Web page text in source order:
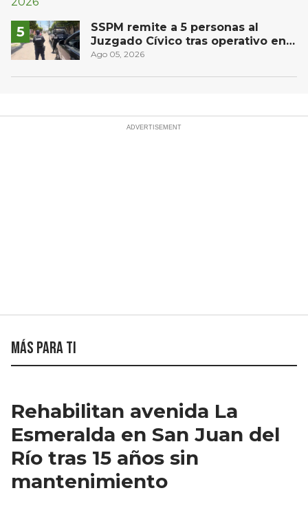
SSPM remite a 5 personas al
Juzgado Cívico tras operativo en
San Juan del Río
Ago 05, 2026
Más para ti
Rehabilitan avenida La
Esmeralda en San Juan del
Río tras 15 años sin
mantenimiento